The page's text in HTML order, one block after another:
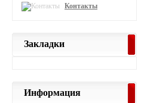
Контакты
Закладки
Информация